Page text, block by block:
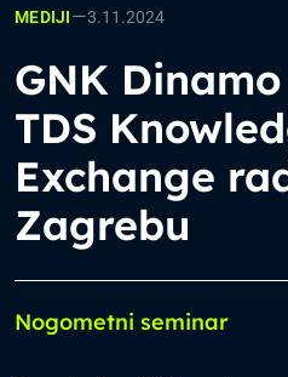
MEDIJI—3.11.2024
GNK
TDS
Exchange
Zagrebu
Nogometni seminar